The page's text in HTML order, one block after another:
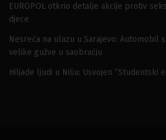
EUROPOL otkrio detalje akcije protiv
djece
Nesreća na ulazu u Sarajevo: Automobil
velike gužve u saobraćju
Hiljade ljudi u Nišu: Usvojen “Studentski